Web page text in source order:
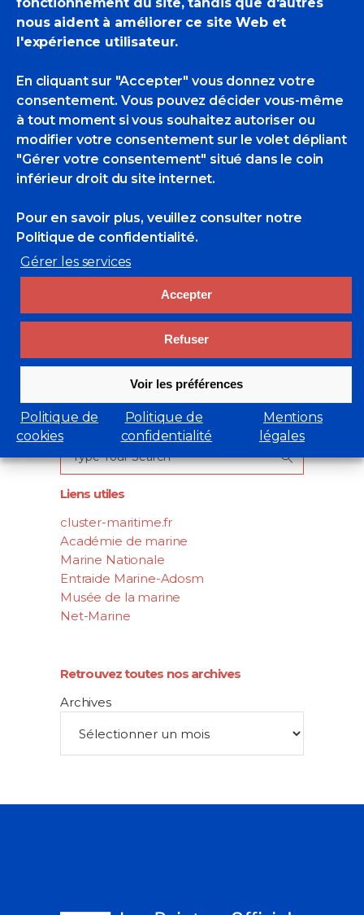
nous aident à améliorer ce site Web et
l'expérience utilisateur.
En cliquant sur "Accepter" vous donnez votre
consentement. Vous pouvez décider vous-même
à tout moment si vous souhaitez autoriser ou
modifier votre consentement sur le volet dépliant
"Gérer votre consentement" situé dans le coin
inférieur droit du site internet.
Pour en savoir plus, veuillez consulter notre
Politique de confidentialité.
Gérer les services
Accepter
Refuser
Voir les préférences
Politique de
cookies
Politique de
confidentialité
Mentions
légales
Plusieurs POM participent au Salon ART
CAPITAL 2018 à Paris
Jennifer.lcc@orange.fr
Actualités Des POM,Brèves
Rechercher
for:
Liens utiles
cluster-maritime.fr
Académie de marine
Marine Nationale
Entraide Marine-Adosm
Musée de la marine
Net-Marine
Retrouvez toutes nos archives
Archives